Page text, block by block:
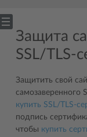
Защита
SSL/TLS-
Защитить свой
самозаверенного
купить SSL/TLS-
подпись
чтобы купить